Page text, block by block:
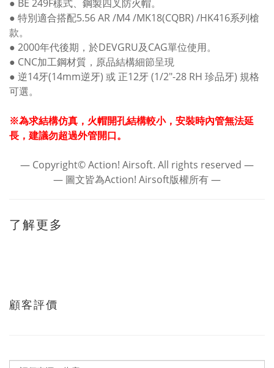
● BE 249F樣式、鋼製四叉防火帽。
● 特別適合搭配5.56 AR /M4 /MK18(CQBR) /HK416系列槍
款。
● 2000年代後期，於DEVGRU及CAG單位使用。
● CNC加工鋼材質，原品結構細節呈現
● 逆14牙(14mm逆牙) 或 正12牙 (1/2"-28 RH 珍品牙) 規格
可選。
※為求結構仿真，火帽開孔結構較小，安裝時內管無法延
長，建議勿超過外管開口。
― Copyright© Action! Airsoft. All rights reserved ―
― 圖文皆為Action! Airsoft版權所有 ―
了解更多
顧客評價